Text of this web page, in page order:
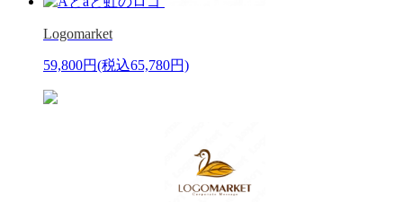
Logomarket
59,800円(税込65,780円)